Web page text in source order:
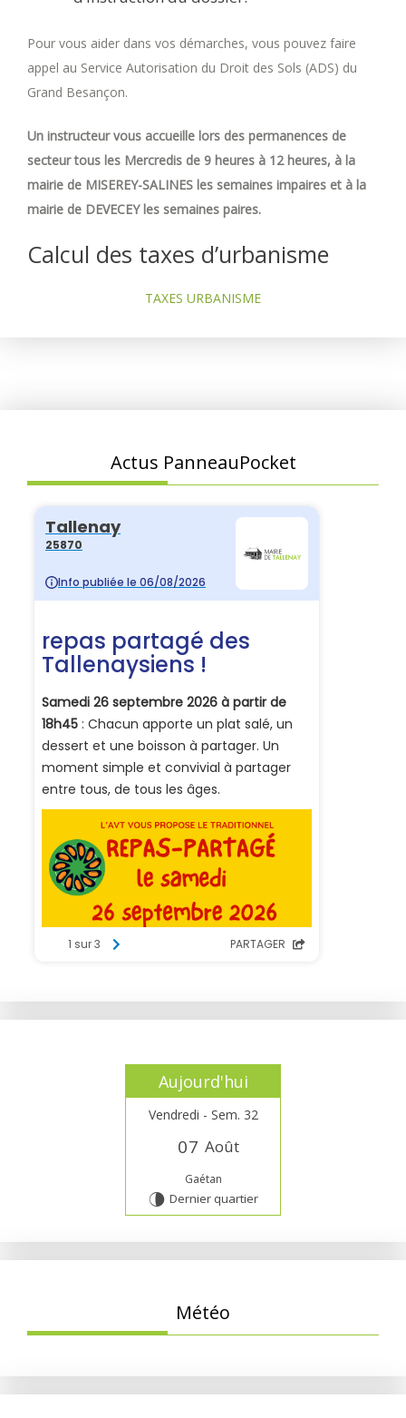
Pour vous aider dans vos démarches, vous pouvez faire
appel au Service Autorisation du Droit des Sols (ADS) du
Grand Besançon.
Un instructeur vous accueille lors des permanences de
secteur tous les Mercredis de 9 heures à 12 heures, à la
mairie de MISEREY-SALINES les semaines impaires et à la
mairie de DEVECEY les semaines paires.
Calcul des taxes d’urbanisme
TAXES URBANISME
Actus PanneauPocket
Aujourd'hui
Vendredi - Sem. 32
07 Août
Gaétan
U Dernier quartier
Météo